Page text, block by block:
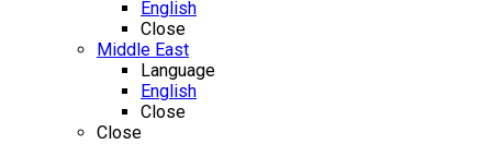
English
Close
Middle East
Language
English
Close
Close